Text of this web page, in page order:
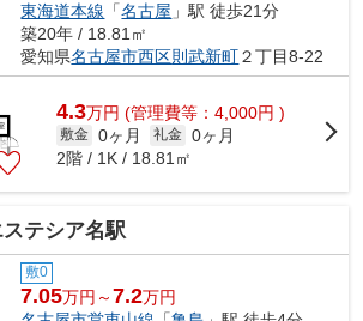
東海道本線 「名古屋 」駅 徒歩21分
築20年 / 18.81㎡
愛知県名古屋市西区則武新町２丁目8-22
4.3万円 (管理費等：4,000円 )
敷金 0ヶ月 礼金 0ヶ月
2階 / 1K / 18.81㎡
ステシア名駅
敷0
7.05万円～7.2万円